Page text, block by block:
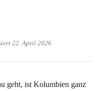
22. April 2026
geht, ist Kolumbien ganz